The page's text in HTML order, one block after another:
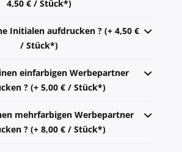
4,50 € / Stück*)
Initialen aufdrucken ? (+ 4,50 €
/ Stück*)
einfarbigen Werbepartner
? (+ 5,00 € / Stück*)
mehrfarbigen Werbepartner
? (+ 8,00 € / Stück*)